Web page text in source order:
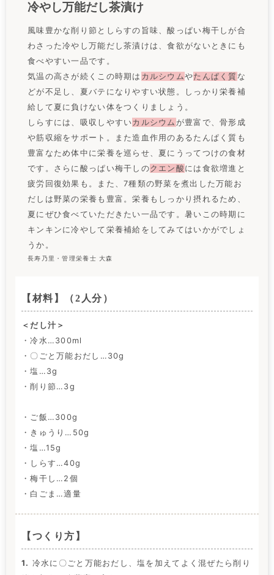
冷やし万能だし茶漬け
風味豊かな削り節としらすの旨味、酸っぱい梅干しが合
わさった冷やし万能だし茶漬けは、食欲がないときにも
食べやすい一品です。
気温の高さが続くこの時期は カルシウムやたんぱく質 な
どが不足し、夏バテになりやすい状態。しっかり栄養補
給して夏に負けない体をつくりましょう。
しらすには、吸収しやすいカルシウム が豊富で、骨形成
や筋収縮をサポート。また造血作用のあるたんぱく質も
豊富なため体中に栄養を巡らせ、夏にうってつけの食材
です。さらに酸っぱい梅干しのクエン酸 には食欲増進と
疲労回復効果も。また、7種類の野菜を煮出した万能お
だしは野菜の栄養も豊富。栄養もしっかり摂れるため、
夏にぜひ食べていただきたい一品です。暑いこの時期に
キンキンに冷やして栄養補給をしてみてはいかがでしょ
うか。
長寿乃里・管理栄養士 大森
【材料】（2人分）
＜だし汁＞
・冷水…300ml
・〇ごと万能おだし…30g
・塩…3g
・削り節…3g
・ご飯…300g
・きゅうり…50g
・塩…15g
・しらす…40g
・梅干し…2個
・白ごま…適量
【つくり方】
1. 冷水に〇ごと万能おだし、塩を加えてよく混ぜたら削り